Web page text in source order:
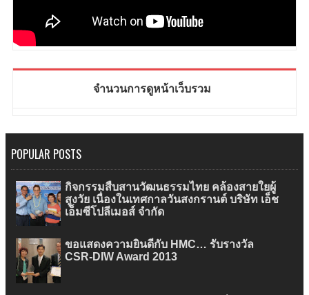
จำนวนการดูหน้าเว็บรวม
POPULAR POSTS
กิจกรรมสืบสานวัฒนธรรมไทย คล้องสายใยผู้
สูงวัย เนื่องในเทศกาลวันสงกรานต์ บริษัท เอ็ช
เอ็มซีโปลีเมอส์ จำกัด
ขอแสดงความยินดีกับ HMC… รับรางวัล
CSR-DIW Award 2013